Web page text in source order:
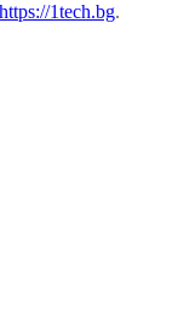
https://1tech.bg.